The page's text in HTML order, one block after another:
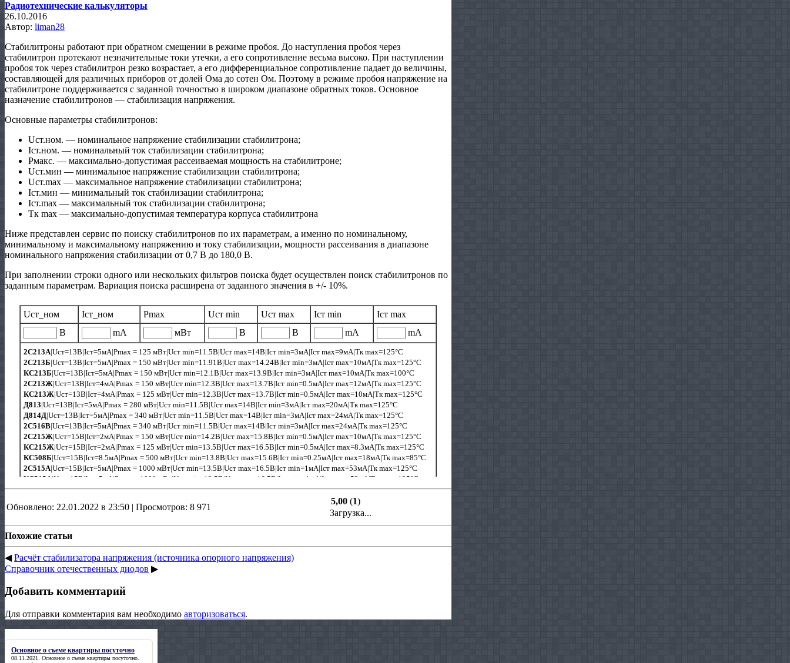
Радиотехнические калькуляторы
26.10.2016
Автор: liman28
Стабилитроны работают при обратном смещении в режиме пробоя. До наступления пробоя через
стабилитрон протекают незначительные токи утечки, а его сопротивление весьма высоко. При наступлении
пробоя ток через стабилитрон резко возрастает, а его дифференциальное сопротивление падает до величины,
составляющей для различных приборов от долей Ома до сотен Ом. Поэтому в режиме пробоя напряжение на
стабилитроне поддерживается с заданной точностью в широком диапазоне обратных токов. Основное
назначение стабилитронов — стабилизация напряжения.
Основные параметры стабилитронов:
Uст.ном. — номинальное напряжение стабилизации стабилитрона;
Iст.ном. — номинальный ток стабилизации стабилитрона;
Рмакс. — максимально-допустимая рассеиваемая мощность на стабилитроне;
Uст.мин — минимальное напряжение стабилизации стабилитрона;
Uст.max — максимальное напряжение стабилизации стабилитрона;
Iст.мин — минимальный ток стабилизации стабилитрона;
Iст.max — максимальный ток стабилизации стабилитрона;
Тк max — максимально-допустимая температура корпуса стабилитрона
Ниже представлен сервис по поиску стабилитронов по их параметрам, а именно по номинальному,
минимальному и максимальному напряжению и току стабилизации, мощности рассеивания в диапазоне
номинального напряжения стабилизации от 0,7 В до 180,0 В.
При заполнении строки одного или нескольких фильтров поиска будет осуществлен поиск стабилитронов по
заданным параметрам. Вариация поиска расширена от заданного значения в +/- 10%.
Обновлено: 22.01.2022 в 23:50 | Просмотров: 8 971
5,00 (1)
Загрузка...
Похожие статьи
◀Расчёт стабилизатора напряжения (источника опорного напряжения)
Справочник отечественных диодов ▶
Добавить комментарий
Для отправки комментария вам необходимо авторизоваться.
Основное о съеме квартиры посуточно
08.11.2021. Основное о съеме квартиры посуточно